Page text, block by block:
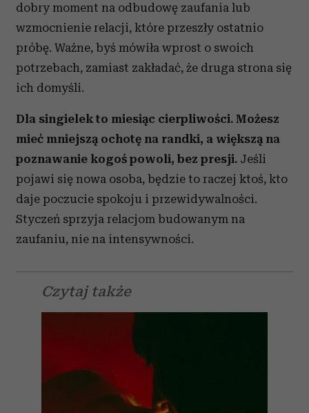
dobry moment na odbudowę zaufania lub
wzmocnienie relacji, które przeszły ostatnio
próbę. Ważne, byś mówiła wprost o swoich
potrzebach, zamiast zakładać, że druga strona się
ich domyśli.
Dla singielek to miesiąc cierpliwości. Możesz
mieć mniejszą ochotę na randki, a większą na
poznawanie kogoś powoli, bez presji. Jeśli
pojawi się nowa osoba, będzie to raczej ktoś, kto
daje poczucie spokoju i przewidywalności.
Styczeń sprzyja relacjom budowanym na
zaufaniu, nie na intensywności.
Czytaj także